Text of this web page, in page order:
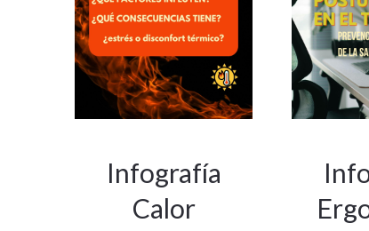
Infografía
Calor